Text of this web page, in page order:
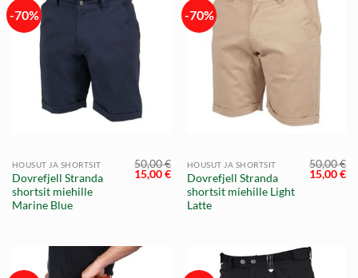
-70%
HOUSUT JA SHORTSIT
Dovrefjell Stranda
shortsit miehille
Marine Blue
50,00€
Alkuperäinen
hinta
15,00€Nykyinen
hinta
15,00 €.
-70%
HOUSUT JA SHORTSIT
Dovrefjell Stranda
shortsit miehille Light
Latte
50,00€
hinta
15,00€